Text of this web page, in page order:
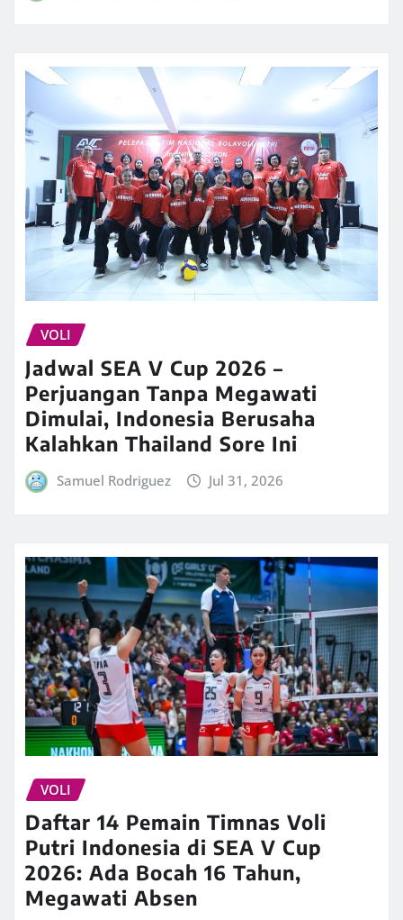
VOLI
Jadwal SEA V Cup 2026 –
Perjuangan Tanpa Megawati
Dimulai, Indonesia Berusaha
Kalahkan Thailand Sore Ini
Samuel Rodriguez Jul 31, 2026
VOLI
Daftar 14 Pemain Timnas Voli
Putri Indonesia di SEA V Cup
2026: Ada Bocah 16 Tahun,
Megawati Absen